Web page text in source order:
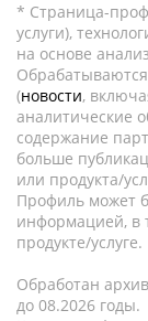
* Страница-
услуги),
на основе
(новости,
аналитические
содержание
больше
или продукта/
Профиль может
информацией, в
продукте/услуге.
Обработан
до 08.2026 годы.